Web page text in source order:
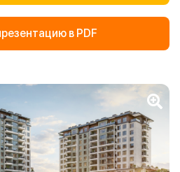
в PDF